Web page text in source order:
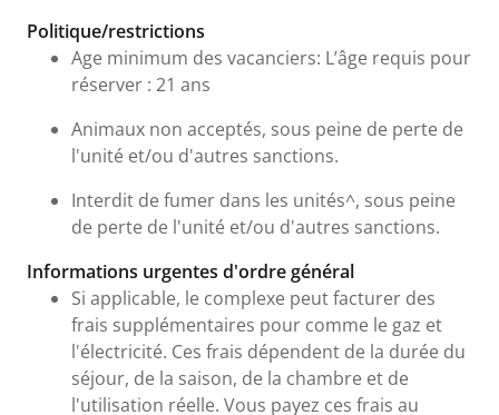
Politique/restrictions
Age minimum des vacanciers: L’âge requis pour
réserver : 21 ans
Animaux non acceptés, sous peine de perte de
l'unité et/ou d'autres sanctions.
Interdit de fumer dans les unités^, sous peine
de perte de l'unité et/ou d'autres sanctions.
Informations urgentes d'ordre général
Si applicable, le complexe peut facturer des
frais supplémentaires pour comme le gaz et
l'électricité. Ces frais dépendent de la durée du
séjour, de la saison, de la chambre et de
l'utilisation réelle. Vous payez ces frais au